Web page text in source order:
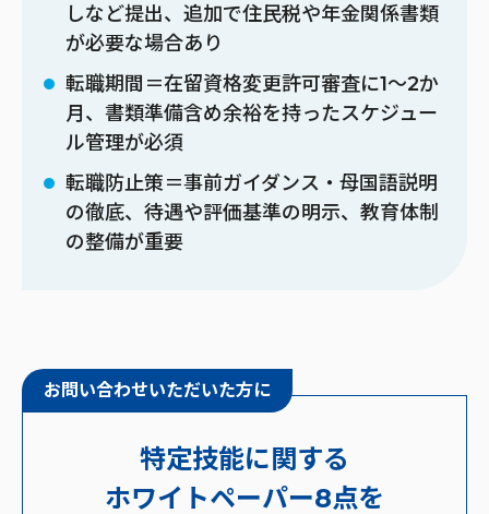
しなど提出、追加で住民税や年金関係書類
が必要な場合あり
転職期間＝在留資格変更許可審査に1〜2か
月、書類準備含め余裕を持ったスケジュー
ル管理が必須
転職防止策＝事前ガイダンス・母国語説明
の徹底、待遇や評価基準の明示、教育体制
の整備が重要
お問い合わせいただいた方に
特定技能に関する
ホワイトペーパー8点を